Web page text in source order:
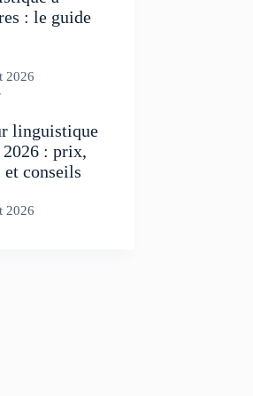
: le guide
2026
linguistique
: prix,
conseils
2026